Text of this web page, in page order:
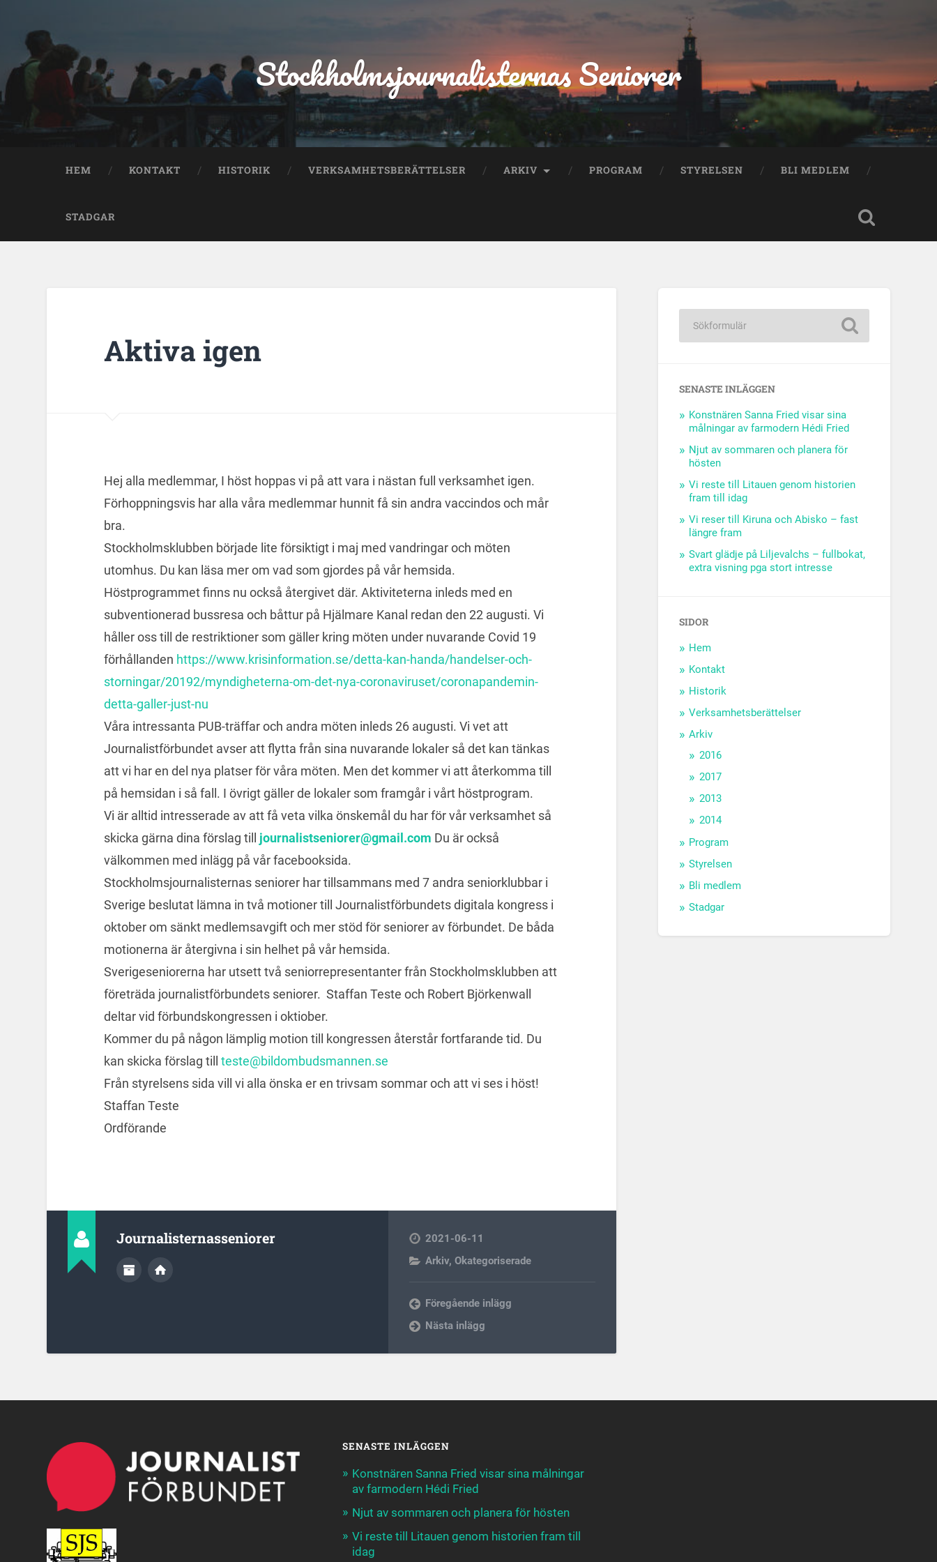
Stockholmsjournalisternas Seniorer
HEM KONTAKT HISTORIK VERKSAMHETSBERÄTTELSER ARKIV PROGRAM STYRELSEN BLI MEDLEM
STADGAR
Aktiva igen
Hej alla medlemmar, I höst hoppas vi på att vara i nästan full verksamhet igen.
Förhoppningsvis har alla våra medlemmar hunnit få sin andra vaccindos och mår
bra.
Stockholmsklubben började lite försiktigt i maj med vandringar och möten
utomhus. Du kan läsa mer om vad som gjordes på vår hemsida.
Höstprogrammet finns nu också återgivet där. Aktiviteterna inleds med en
subventionerad bussresa och båttur på Hjälmare Kanal redan den 22 augusti. Vi
håller oss till de restriktioner som gäller kring möten under nuvarande Covid 19
förhållanden https://www.krisinformation.se/detta-kan-handa/handelser-och-
storningar/20192/myndigheterna-om-det-nya-coronaviruset/coronapandemin-
detta-galler-just-nu
Våra intressanta PUB-träffar och andra möten inleds 26 augusti. Vi vet att
Journalistförbundet avser att flytta från sina nuvarande lokaler så det kan tänkas
att vi har en del nya platser för våra möten. Men det kommer vi att återkomma till
på hemsidan i så fall. I övrigt gäller de lokaler som framgår i vårt höstprogram.
Vi är alltid intresserade av att få veta vilka önskemål du har för vår verksamhet så
skicka gärna dina förslag till journalistseniorer@gmail.com Du är också
välkommen med inlägg på vår facebooksida.
Stockholmsjournalisternas seniorer har tillsammans med 7 andra seniorklubbar i
Sverige beslutat lämna in två motioner till Journalistförbundets digitala kongress i
oktober om sänkt medlemsavgift och mer stöd för seniorer av förbundet. De båda
motionerna är återgivna i sin helhet på vår hemsida.
Sverigeseniorerna har utsett två seniorrepresentanter från Stockholmsklubben att
företräda journalistförbundets seniorer. Staffan Teste och Robert Björkenwall
deltar vid förbundskongressen i oktiober.
Kommer du på någon lämplig motion till kongressen återstår fortfarande tid. Du
kan skicka förslag till teste@bildombudsmannen.se
Från styrelsens sida vill vi alla önska er en trivsam sommar och att vi ses i höst!
Staffan Teste
Ordförande
Journalisternasseniorer
2021-06-11
Arkiv,Okategoriserade
Föregående inlägg
Nästa inlägg
SENASTE INLÄGGEN
Konstnären Sanna Fried visar sina
målningar av farmodern Hédi Fried
Njut av sommaren och planera för
hösten
Vi reste till Litauen genom historien
fram till idag
Vi reser till Kiruna och Abisko – fast
längre fram
Svart glädje på Liljevalchs – fullbokat,
extra visning pga stort intresse
SIDOR
Hem
Kontakt
Historik
Verksamhetsberättelser
Arkiv
2016
2017
2013
2014
Program
Styrelsen
Bli medlem
Stadgar
SENASTE INLÄGGEN
Konstnären Sanna Fried visar sina målningar
av farmodern Hédi Fried
Njut av sommaren och planera för hösten
Vi reste till Litauen genom historien fram till
idag